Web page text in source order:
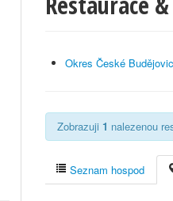
Okres České
Zobrazuji 1 nalezenou
Seznam hospod